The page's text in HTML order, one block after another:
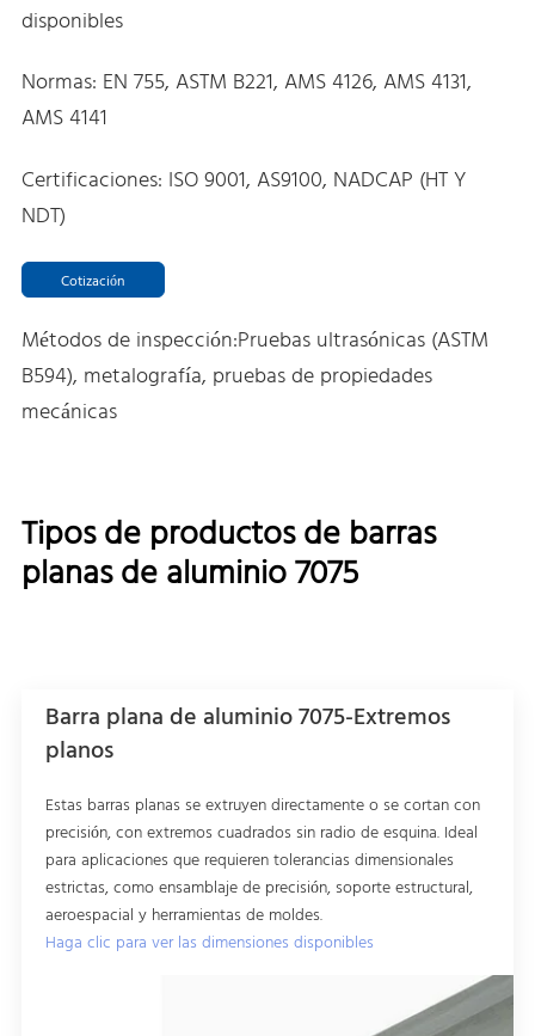
disponibles
Normas: EN 755, ASTM B221, AMS 4126, AMS 4131,
AMS 4141
Certificaciones: ISO 9001, AS9100, NADCAP (HT Y
NDT)
Cotización
Métodos de inspección:Pruebas ultrasónicas (ASTM
B594), metalografía, pruebas de propiedades
mecánicas
Tipos de productos de barras
planas de aluminio 7075
Barra plana de aluminio 7075-Extremos
planos
Estas barras planas se extruyen directamente o se cortan con
precisión, con extremos cuadrados sin radio de esquina. Ideal
para aplicaciones que requieren tolerancias dimensionales
estrictas, como ensamblaje de precisión, soporte estructural,
aeroespacial y herramientas de moldes.
Haga clic para ver las dimensiones disponibles